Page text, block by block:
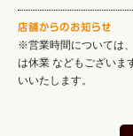
※営業時間については
は休業などもございま
いいたします。